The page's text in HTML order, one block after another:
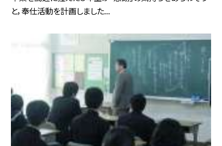
と，奉仕活動を計画しました...